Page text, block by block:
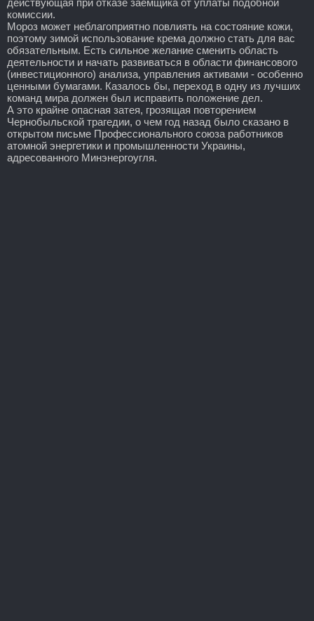
комиссии.
Мороз может неблагоприятно повлиять на состояние кожи,
поэтому зимой использование крема должно стать для вас
обязательным. Есть сильное желание сменить область
деятельности и начать развиваться в области финансового
(инвестиционного) анализа, управления активами - особенно
ценными бумагами. Казалось бы, переход в одну из лучших
команд мира должен был исправить положение дел.
А это крайне опасная затея, грозящая повторением
Чернобыльской трагедии, о чем год назад было сказано в
открытом письме Профессионального союза работников
атомной энергетики и промышленности Украины,
адресованного Минэнергоугля.